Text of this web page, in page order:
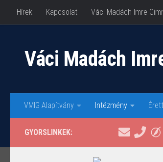
Skip to content
Hírek Kapcsolat Váci Madách Imre
Váci Madách
VMIG Alapítvány Intézmény
GYORSLINKEK: